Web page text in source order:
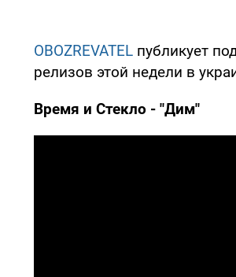
OBOZREVATEL публикует
релизов этой недели в
Время и Стекло - "Дим"